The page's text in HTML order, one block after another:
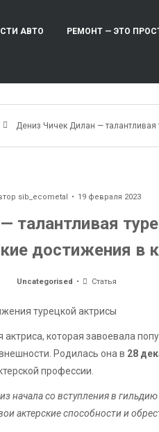
АВТО РЕМОНТ — ЭТО
Дениз Чичек Дилан — талантливая
sib_ecometal 19 февраля 2023
талантливая
достижения в
Uncategorised Статья
которая завоевала
Родилась она в 28
профессии.
со вступления в гильдию
актерские способности и